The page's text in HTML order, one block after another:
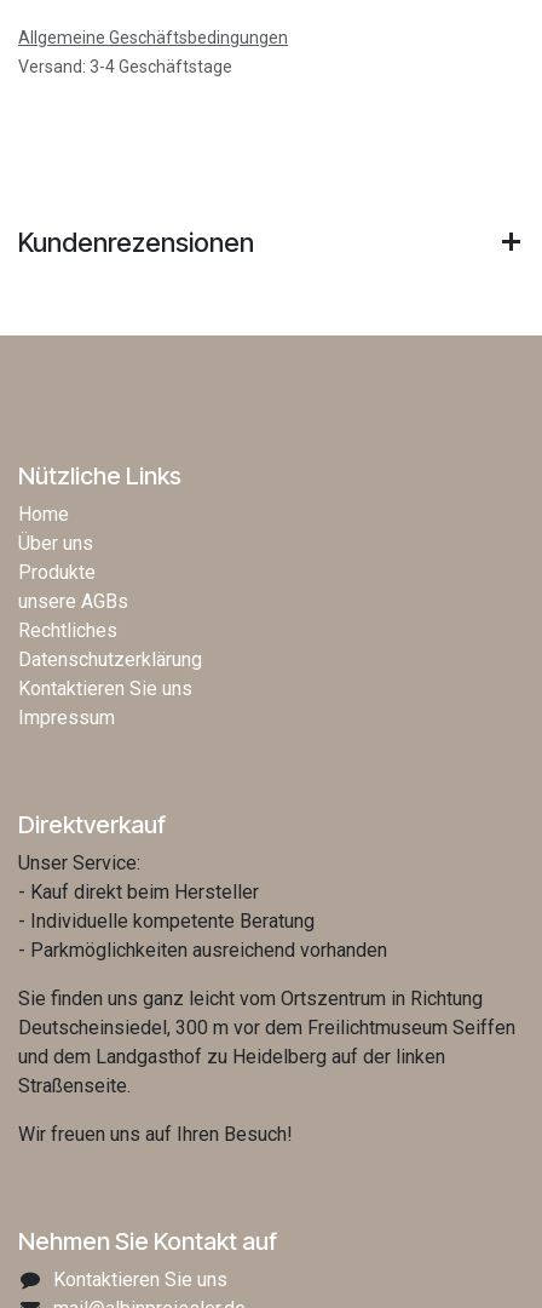
Allgemeine Geschäftsbedingungen
Versand: 3-4 Geschäftstage
Kundenrezensionen
Nützliche Links
Home
Über uns
Produkte
unsere AGBs
Rechtliches
Datenschutzerklärung
Kontaktieren Sie uns
Impressum
Direktverkauf
Unser Service:
- Kauf direkt beim Hersteller
- Individuelle kompetente Beratung
- Parkmöglichkeiten ausreichend vorhanden
Sie finden uns ganz leicht vom Ortszentrum in Richtung
Deutscheinsiedel, 300 m vor dem Freilichtmuseum Seiffen
und dem Landgasthof zu Heidelberg auf der linken
Straßenseite.
Wir freuen uns auf Ihren Besuch!
Nehmen Sie Kontakt auf
Kontaktieren Sie uns